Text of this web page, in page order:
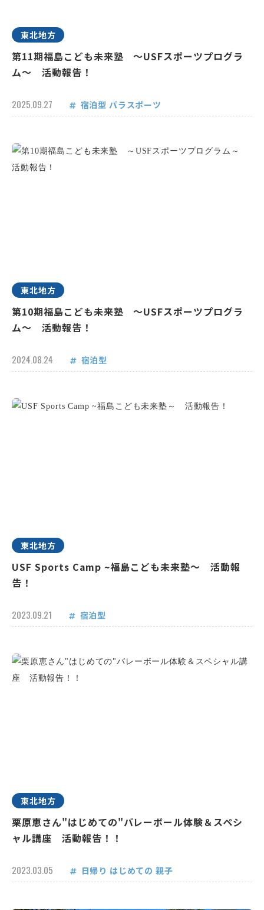
東北地方
第11期福島こども未来塾 ～USFスポーツプログラ
ム～ 活動報告！
2025.09.27 宿泊型 パラスポーツ
東北地方
第10期福島こども未来塾 ～USFスポーツプログラ
ム～ 活動報告！
2024.08.24 宿泊型
東北地方
USF Sports Camp ~福島こども未来塾～ 活動報
告！
2023.09.21 宿泊型
東北地方
栗原恵さん"はじめての"バレーボール体験＆スペシ
ャル講座 活動報告！！
2023.03.05 日帰り はじめての 親子